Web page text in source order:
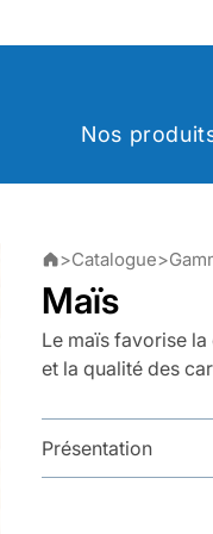
Nos
>Catalogue>
Maïs
Le maïs favorise
et la qualité des
Présentation